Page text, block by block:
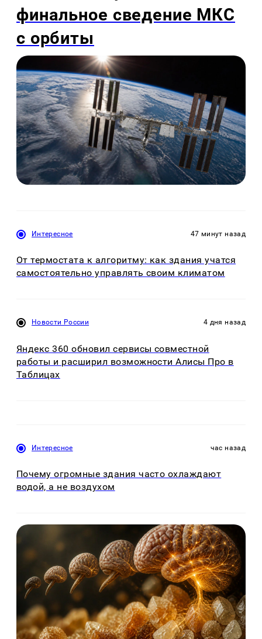
финальное сведение МКС
с орбиты
Интересное 47 минут назад
От термостата к алгоритму: как здания учатся
самостоятельно управлять своим климатом
Новости России 4 дня назад
Яндекс 360 обновил сервисы совместной
работы и расширил возможности Алисы Про в
Таблицах
Интересное час назад
Почему огромные здания часто охлаждают
водой, а не воздухом